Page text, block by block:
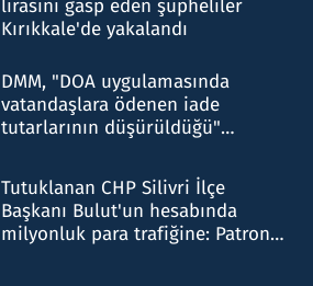
lirasını gasp eden şüpheliler
Kırıkkale'de yakalandı
DMM, "DOA uygulamasında
vatandaşlara ödenen iade
tutarlarının düşürüldüğü"
Tutuklanan CHP Silivri İlçe
Başkanı Bulut'un hesabında
milyonluk para trafiğine: Patron